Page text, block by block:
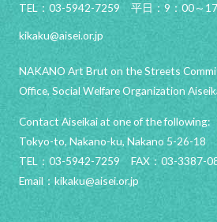
TEL：03-5942-7259 平日：9：00～
kikaku@aisei.or.jp
NAKANO Art Brut on the Streets
Office, Social Welfare Organization
Contact Aiseikai at one of the following:
Tokyo-to, Nakano-ku, Nakano 5-26-18
TEL：03-5942-7259 FAX：03-3387-
Email： kikaku@aisei.or.jp